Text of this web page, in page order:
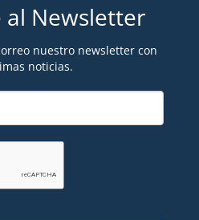
al Newsletter
nuestro newsletter con
noticias.